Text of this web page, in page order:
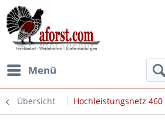
Menü
Übersicht Hochleistungsnetz